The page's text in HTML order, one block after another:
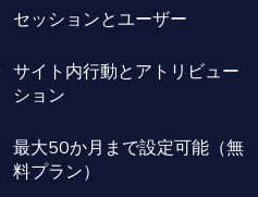
セッションとユーザー
サイト内行動とアトリビュー
ション
最大50か月まで設定可能（無
料プラン）